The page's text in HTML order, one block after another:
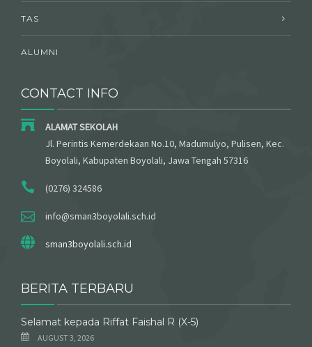
TAS
ALUMNI
CONTACT INFO
ALAMAT SEKOLAH
Jl. Perintis Kemerdekaan No.10, Madumulyo, Pulisen, Kec.
Boyolali, Kabupaten Boyolali, Jawa Tengah 57316
(0276) 324586
info@sman3boyolali.sch.id
sman3boyolali.sch.id
BERITA TERBARU
Selamat kepada Riffat Faishal R (X-5)
AUGUST 3, 2026